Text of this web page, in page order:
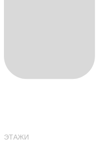
ЭТАЖИ